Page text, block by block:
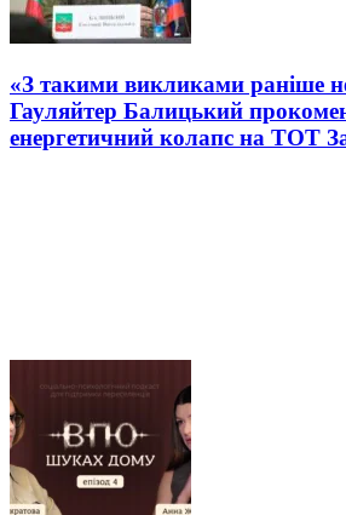
«З такими викликами раніше
Гауляйтер Балицький
енергетичний колапс на ТОТ